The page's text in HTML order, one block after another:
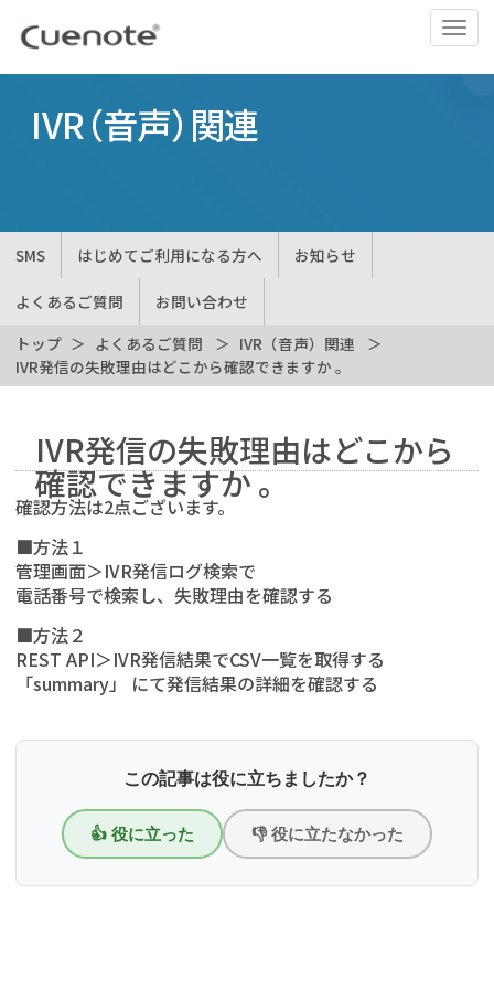
ナ
ビ
ゲ
切
IVR（音声）関連
SMS はじめてご利用になる方へ お知らせ
よくあるご質問
お問い合わせ
トップ
よくあるご質問
IVR（音声）関連
IVR発信の失敗理由はどこから確認できますか 。
IVR発信の失敗理由はどこから
確認できますか 。
確認方法は2点ございます。
■方法１
管理画面＞IVR発信ログ検索で
電話番号で検索し、失敗理由を確認する
■方法２
REST API＞IVR発信結果でCSV一覧を取得する
「summary」 にて発信結果の詳細を確認する
この記事は役に立ちましたか？
👍 役に立った 👎 役に立たなかった